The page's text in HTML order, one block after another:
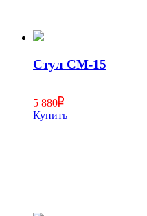
Стул СМ-15
5 880
Купить